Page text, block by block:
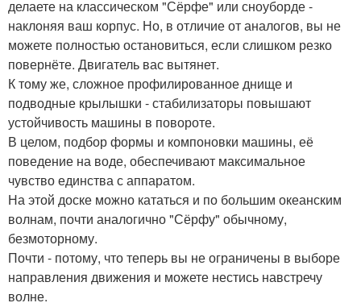
делаете на классическом "Сёрфе" или сноуборде -
наклоняя ваш корпус. Но, в отличие от аналогов, вы не
можете полностью остановиться, если слишком резко
повернёте. Двигатель вас вытянет.
К тому же, сложное профилированное днище и
подводные крылышки - стабилизаторы повышают
устойчивость машины в повороте.
В целом, подбор формы и компоновки машины, её
поведение на воде, обеспечивают максимальное
чувство единства с аппаратом.
На этой доске можно кататься и по большим океанским
волнам, почти аналогично "Сёрфу" обычному,
безмоторному.
Почти - потому, что теперь вы не ограничены в выборе
направления движения и можете нестись навстречу
волне.